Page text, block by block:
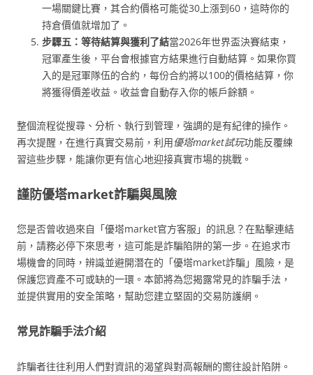
一場關鍵比賽，其合約價格可能從30上漲到60，這時你的
持倉價值就增加了。
步驟五：等待結算與獲利了結當2026年世界盃決賽結束，
冠軍產生後，平台會根據官方結果進行自動結算。如果你買
入的是冠軍隊伍的合約，每份合約將以100的價格結算，你
將獲得價差收益。收益會自動存入你的帳戶餘額。
整個流程從搜尋、分析、執行到管理，強調的是有紀律的操作。
再次提醒，在進行真實交易前，利用優塔market試玩功能反覆練
習這些步驟，能讓你更有信心地迎接真實市場的挑戰。
謹防優塔market詐騙與風險
您是否曾收過來自「優塔market官方客服」的訊息？在點擊連結
前，請務必停下來思考，這可能是詐騙陷阱的第一步。在追求市
場機會的同時，辨識並避開潛在的「優塔market詐騙」風險，是
保護您資產不可或缺的一環。本節將為您揭露常見的詐騙手法，
並提供實用的安全策略，幫助您建立堅固的交易防護網。
常見詐騙手法介紹
詐騙者往往利用人們對資訊的渴望與對高報酬的嚮往設計陷阱。